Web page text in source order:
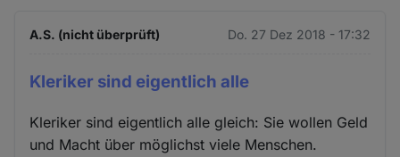
A.S. (nicht überprüft) Do. 27 Dez 2018 - 17:32
Kleriker sind eigentlich alle
Kleriker sind eigentlich alle gleich: Sie wollen Geld
und Macht über möglichst viele Menschen.